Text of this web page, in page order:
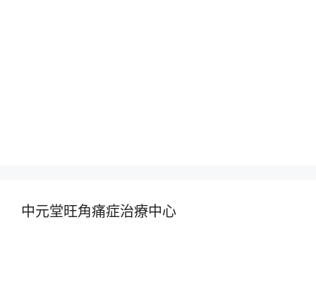
中元堂旺角痛症治療中心